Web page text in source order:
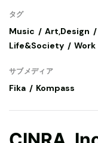
タグ
Music Art,Design
Life&Society
Work
サブメディア
Fika Kompass